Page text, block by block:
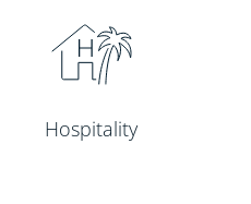
Hospitality